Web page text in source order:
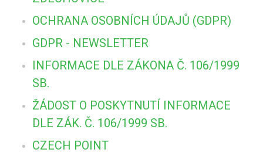
OCHRANA OSOBNÍCH ÚDAJŮ (GDPR)
GDPR - NEWSLETTER
INFORMACE DLE ZÁKONA Č. 106/1999
SB.
ŽÁDOST O POSKYTNUTÍ INFORMACE
DLE ZÁK. Č. 106/1999 SB.
CZECH POINT